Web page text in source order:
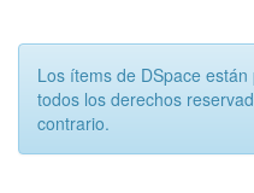
Los ítems de DSpace
todos los derechos
contrario.